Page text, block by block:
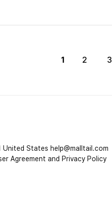
1 2 3
United States help@malltail.com
Agreement and Privacy Policy